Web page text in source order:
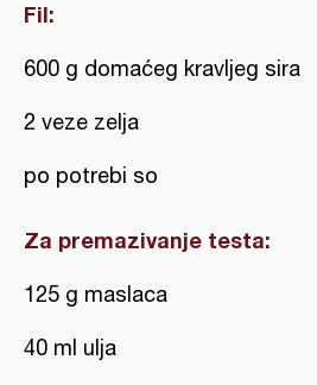
Fil:
600 g domaćeg kravljeg sira
2 veze zelja
po potrebi so
Za premazivanje testa:
125 g maslaca
40 ml ulja